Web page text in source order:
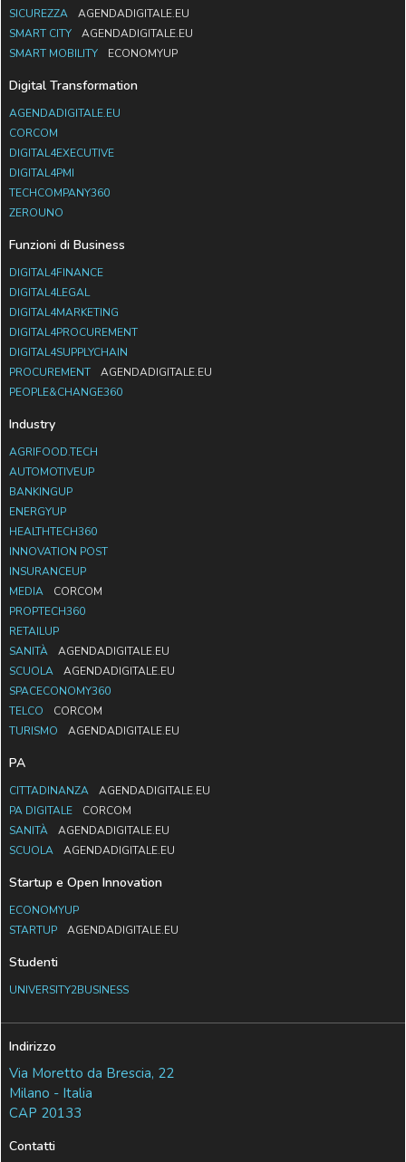
SICUREZZA
AGENDADIGITALE.EU
SMART CITY
AGENDADIGITALE.EU
SMART MOBILITY
ECONOMYUP
Digital Transformation
AGENDADIGITALE.EU
CORCOM
DIGITAL4EXECUTIVE
DIGITAL4PMI
TECHCOMPANY360
ZEROUNO
Funzioni di Business
DIGITAL4FINANCE
DIGITAL4LEGAL
DIGITAL4MARKETING
DIGITAL4PROCUREMENT
DIGITAL4SUPPLYCHAIN
PROCUREMENT
AGENDADIGITALE.EU
PEOPLE&CHANGE360
Industry
AGRIFOOD.TECH
AUTOMOTIVEUP
BANKINGUP
ENERGYUP
HEALTHTECH360
INNOVATION POST
INSURANCEUP
MEDIA
CORCOM
PROPTECH360
RETAILUP
SANITÀ
AGENDADIGITALE.EU
SCUOLA
AGENDADIGITALE.EU
SPACECONOMY360
TELCO
CORCOM
TURISMO
AGENDADIGITALE.EU
PA
CITTADINANZA
AGENDADIGITALE.EU
PA DIGITALE
CORCOM
SANITÀ
AGENDADIGITALE.EU
SCUOLA
AGENDADIGITALE.EU
Startup e Open Innovation
ECONOMYUP
STARTUP
AGENDADIGITALE.EU
Studenti
UNIVERSITY2BUSINESS
Indirizzo
Via Moretto da Brescia, 22
Milano - Italia
CAP 20133
Contatti